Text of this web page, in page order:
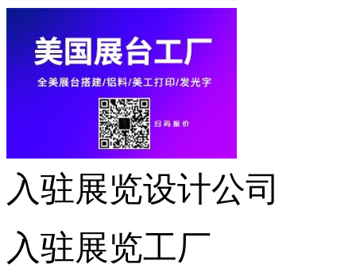
入驻展览设计公司
入驻展览工厂